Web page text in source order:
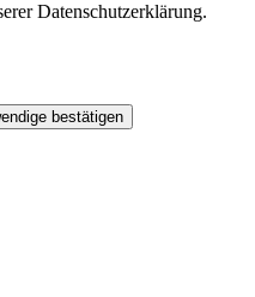
Datenschutzerklärung.
bestätigen